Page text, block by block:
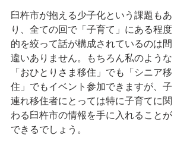
臼杵市が抱える少子化という課題もあ
り、全ての回で「子育て」にある程度
的を絞って話が構成されているのは間
違いありません。もちろん私のような
「おひとりさま移住」でも「シニア移
住」でもイベント参加できますが、子
連れ移住者にとっては特に子育てに関
わる臼杵市の情報を手に入れることが
できるでしょう。